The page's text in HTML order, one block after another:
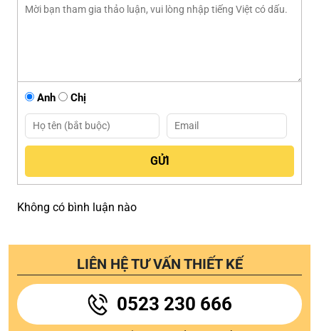
Anh Chị
Không có bình luận nào
LIÊN HỆ TƯ VẤN THIẾT KẾ
0523 230 666